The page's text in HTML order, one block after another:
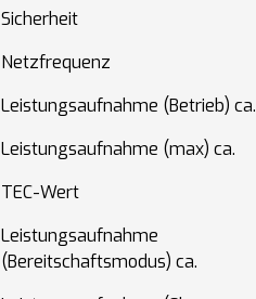
Sicherheit
Netzfrequenz
Leistungsaufnahme (Betrieb) ca.
Leistungsaufnahme (max) ca.
TEC-Wert
Leistungsaufnahme
(Bereitschaftsmodus) ca.